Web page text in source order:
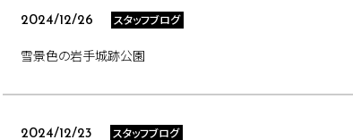
2024/12/26 スタッフブログ
雪景色の岩手城跡公園
2024/12/23 スタッフブログ